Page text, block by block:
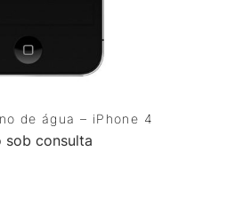
de água – iPhone 4
sob consulta